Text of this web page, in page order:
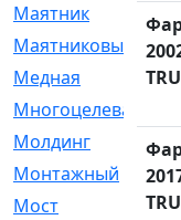
Маятник
Маятниковый
Медная
Многоцелевая
Молдинг
Монтажный
Мост